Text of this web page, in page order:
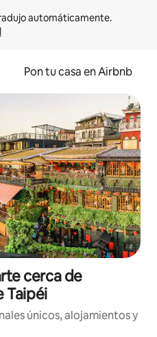
Pon tu casa en Airbnb
cerca de
Taipéi
únicos, alojamientos y